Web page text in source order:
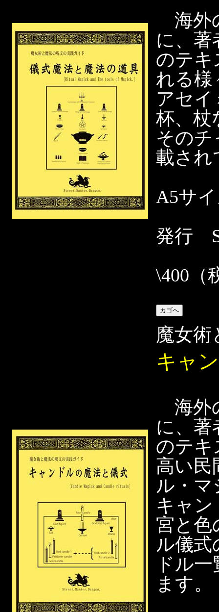
海外
に、著
のテキ
れる様
アセイ
杯、杖
そのチ
載され
A5サ
発行
\400（
魔女術
キャ
海外
に、著
のテキ
高い民
ル・マ
キャン
宮と色
ル儀式
ドル
ます。